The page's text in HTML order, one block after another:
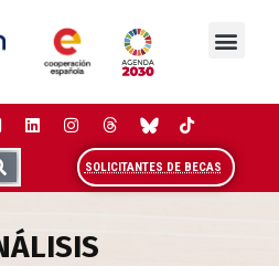
SOLICITANTES DE BECAS